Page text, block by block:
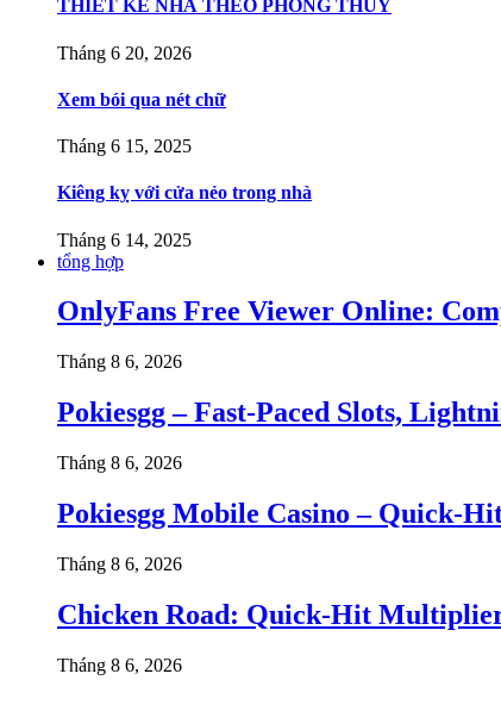
THIẾT KẾ NHÀ THEO PHONG THỦY
Tháng 6 20, 2026
Xem bói qua nét chữ
Tháng 6 15, 2025
Kiêng kỵ với cửa nẻo trong nhà
Tháng 6 14, 2025
tổng hợp
OnlyFans Free Viewer Online:
Tháng 8 6, 2026
Pokiesgg – Fast‑Paced Slots,
Tháng 8 6, 2026
Pokiesgg Mobile Casino –
Tháng 8 6, 2026
Chicken Road: Quick‑Hit
Tháng 8 6, 2026